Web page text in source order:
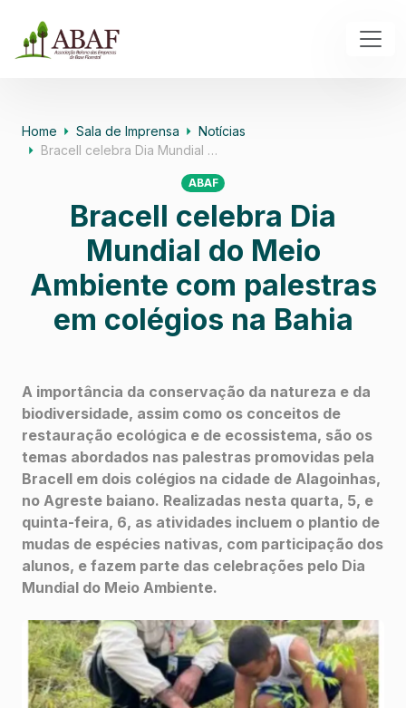
Home Sala de Imprensa
Notícias
Bracell celebra Dia Mundial …
ABAF
Bracell celebra Dia
Mundial do Meio
Ambiente com palestras
em colégios na Bahia
A importância da conservação da natureza e da
biodiversidade, assim como os conceitos de
restauração ecológica e de ecossistema, são os
temas abordados nas palestras promovidas pela
Bracell em dois colégios na cidade de Alagoinhas,
no Agreste baiano. Realizadas nesta quarta, 5, e
quinta-feira, 6, as atividades incluem o plantio de
mudas de espécies nativas, com participação dos
alunos, e fazem parte das celebrações pelo Dia
Mundial do Meio Ambiente.